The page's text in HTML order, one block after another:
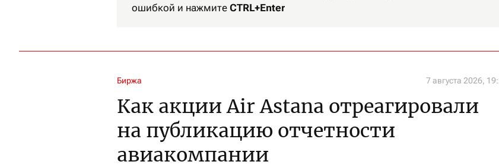
ошибкой и нажмите CTRL+Enter
Биржа 7 августа 2026,
Как акции Air Astana отреагировали
на публикацию отчетности
авиакомпании